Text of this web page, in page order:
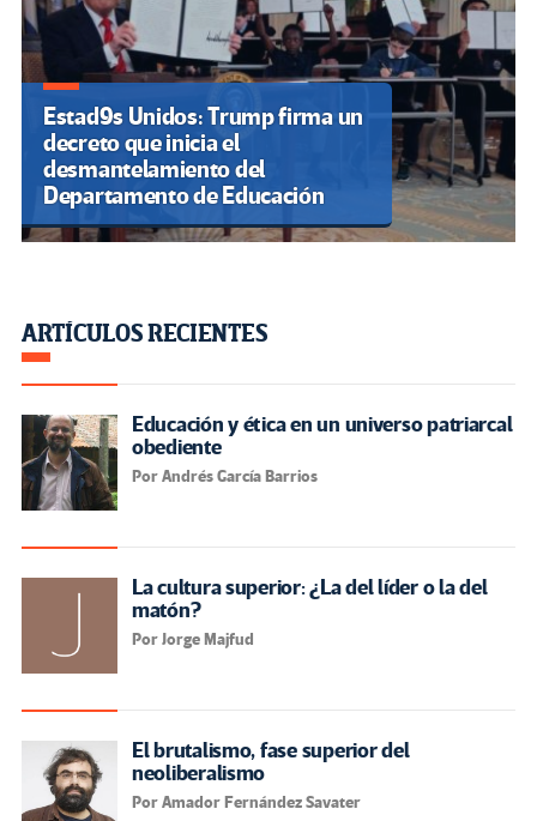
Estad9s Unidos: Trump firma un
decreto que inicia el
desmantelamiento del
Departamento de Educación
ARTÍCULOS RECIENTES
Educación y ética en un universo patriarcal
obediente
Por Andrés García Barrios
La cultura superior: ¿La del líder o la del
matón?
Por Jorge Majfud
El brutalismo, fase superior del
neoliberalismo
Por Amador Fernández Savater